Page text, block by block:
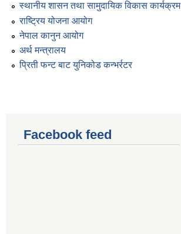
स्थानीय शासन तथा सामुदायिक विकास कार्यक्रम
राष्ट्रिय योजना आयोग
नेपाल कानुन आयोग
अर्थ मन्त्रालय
प्रिती फन्ट बाट युनिकोड कन्भर्रटर
Facebook feed